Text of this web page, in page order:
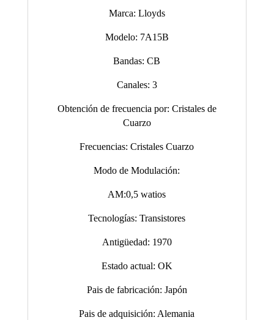
Marca: Lloyds
Modelo: 7A15B
Bandas: CB
Canales: 3
Obtención de frecuencia por: Cristales de
Cuarzo
Frecuencias: Cristales Cuarzo
Modo de Modulación:
AM:0,5 watios
Tecnologías: Transistores
Antigüedad: 1970
Estado actual: OK
Pais de fabricación: Japón
Pais de adquisición: Alemania